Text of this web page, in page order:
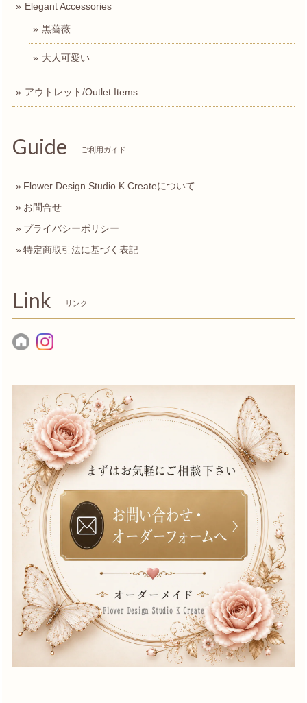
Elegant Accessories
黒薔薇
大人可愛い
アウトレット/Outlet Items
Guide ご利用ガイド
Flower Design Studio K Createについて
お問合せ
プライバシーポリシー
特定商取引法に基づく表記
Link リンク